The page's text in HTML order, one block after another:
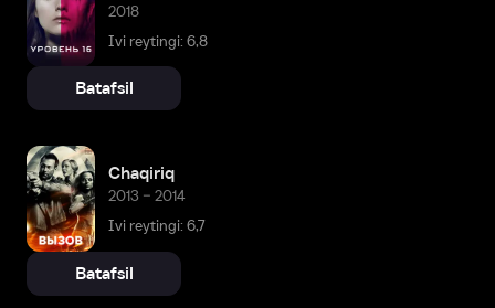
2018
Ivi reytingi: 6,8
Batafsil
Chaqiriq
2013 – 2014
Ivi reytingi: 6,7
Batafsil